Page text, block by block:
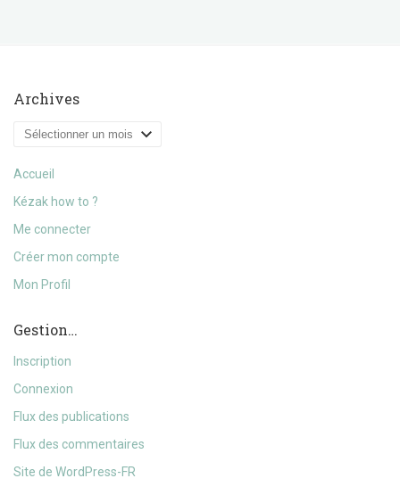
Archives
Archives
Accueil
Kézak how to ?
Me connecter
Créer mon compte
Mon Profil
Gestion…
Inscription
Connexion
Flux des publications
Flux des commentaires
Site de WordPress-FR